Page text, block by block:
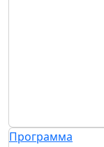
Программа